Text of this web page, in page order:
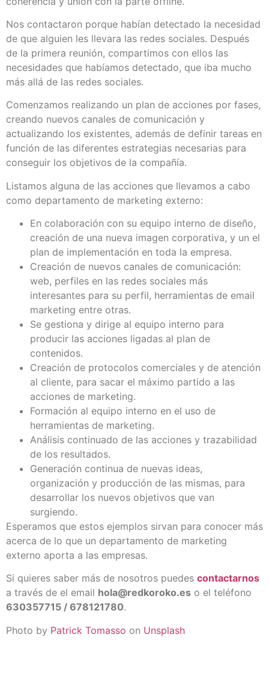
Nos contactaron porque habían detectado la necesidad
de que alguien les llevara las redes sociales. Después
de la primera reunión, compartimos con ellos las
necesidades que habíamos detectado, que iba mucho
más allá de las redes sociales.
Comenzamos realizando un plan de acciones por fases,
creando nuevos canales de comunicación y
actualizando los existentes, además de definir tareas en
función de las diferentes estrategias necesarias para
conseguir los objetivos de la compañía.
Listamos alguna de las acciones que llevamos a cabo
como departamento de marketing externo:
En colaboración con su equipo interno de diseño,
creación de una nueva imagen corporativa, y un el
plan de implementación en toda la empresa.
Creación de nuevos canales de comunicación:
web, perfiles en las redes sociales más
interesantes para su perfil, herramientas de email
marketing entre otras.
Se gestiona y dirige al equipo interno para
producir las acciones ligadas al plan de
contenidos.
Creación de protocolos comerciales y de atención
al cliente, para sacar el máximo partido a las
acciones de marketing.
Formación al equipo interno en el uso de
herramientas de marketing.
Análisis continuado de las acciones y trazabilidad
de los resultados.
Generación continua de nuevas ideas,
organización y producción de las mismas, para
desarrollar los nuevos objetivos que van
surgiendo.
Esperamos que estos ejemplos sirvan para conocer más
acerca de lo que un departamento de marketing
externo aporta a las empresas.
Si quieres saber más de nosotros puedes contactarnos
a través de el email hola@redkoroko.es o el teléfono
630357715 / 678121780.
Photo by Patrick Tomasso on Unsplash